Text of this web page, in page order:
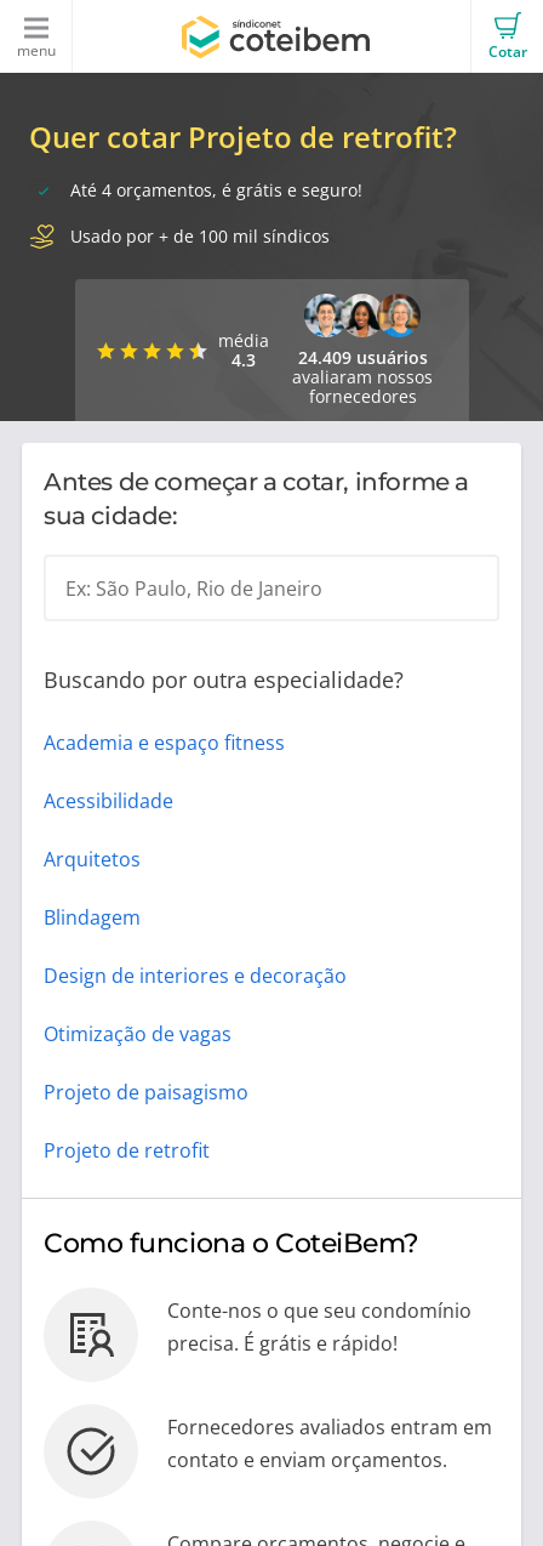
menu Cotar
Quer cotar Projeto de retrofit?
Até 4 orçamentos, é grátis e seguro!
Usado por + de 100 mil síndicos
média
4.3
24.409 usuários
avaliaram nossos
fornecedores
Antes de começar a cotar, informe a
sua cidade:
Ex: São Paulo, Rio de Janeiro
Buscando por outra especialidade?
Academia e espaço fitness
Acessibilidade
Arquitetos
Blindagem
Design de interiores e decoração
Otimização de vagas
Projeto de paisagismo
Projeto de retrofit
Como funciona o CoteiBem?
Conte-nos o que seu condomínio
precisa. É grátis e rápido!
Fornecedores avaliados entram em
contato e enviam orçamentos.